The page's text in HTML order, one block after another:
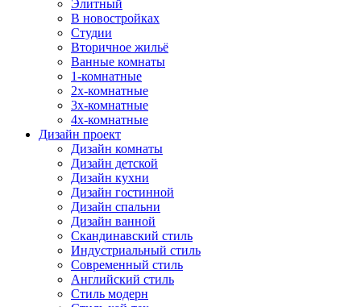
Элитный
В новостройках
Студии
Вторичное жильё
Ванные комнаты
1-комнатные
2х-комнатные
3х-комнатные
4х-комнатные
Дизайн проект
Дизайн комнаты
Дизайн детской
Дизайн кухни
Дизайн гостинной
Дизайн спальни
Дизайн ванной
Скандинавский стиль
Индустриальный стиль
Современный стиль
Английский стиль
Стиль модерн